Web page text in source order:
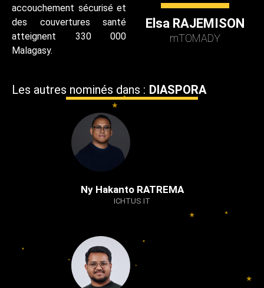
accouchement sécurisé et
des couvertures santé
atteignent 330 000
Malagasy.
Elsa RAJEMISON
mTOMADY
Les autres nominés dans : DIASPORA
Ny Hakanto RATREMA
ICHTUS IT